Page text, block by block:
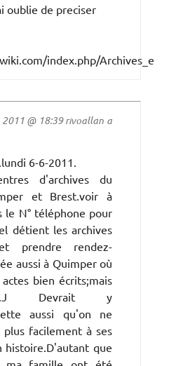
oublie de preciser
index.php/
@ 18:39 rivoallan a
6-6-2011.
d'archives du
et Brest.voir à
le N° téléphone pour
détient les archives
prendre rendez-
aussi à Quimper où
bien écrits;mais
Devrait y
aussi qu'on ne
plus facilement à ses
histoire.D'autant que